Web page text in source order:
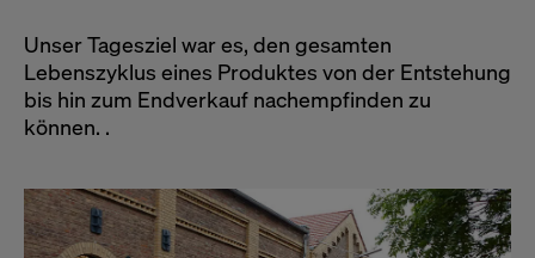
Unser Tagesziel war es, den gesamten
Lebenszyklus eines Produktes von der Entstehung
bis hin zum Endverkauf nachempfinden zu
können. .